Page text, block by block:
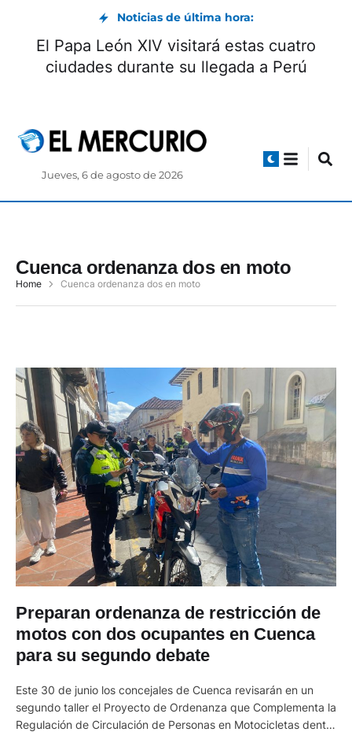
Noticias de última hora:
El Papa León XIV visitará estas cuatro
ciudades durante su llegada a Perú
Jueves, 6 de agosto de 2026
Cuenca ordenanza dos en moto
Home Cuenca ordenanza dos en moto
Preparan ordenanza de restricción de
motos con dos ocupantes en Cuenca
para su segundo debate
Este 30 de junio los concejales de Cuenca revisarán en un
segundo taller el Proyecto de Ordenanza que Complementa la
Regulación de Circulación de Personas en Motocicletas dentro